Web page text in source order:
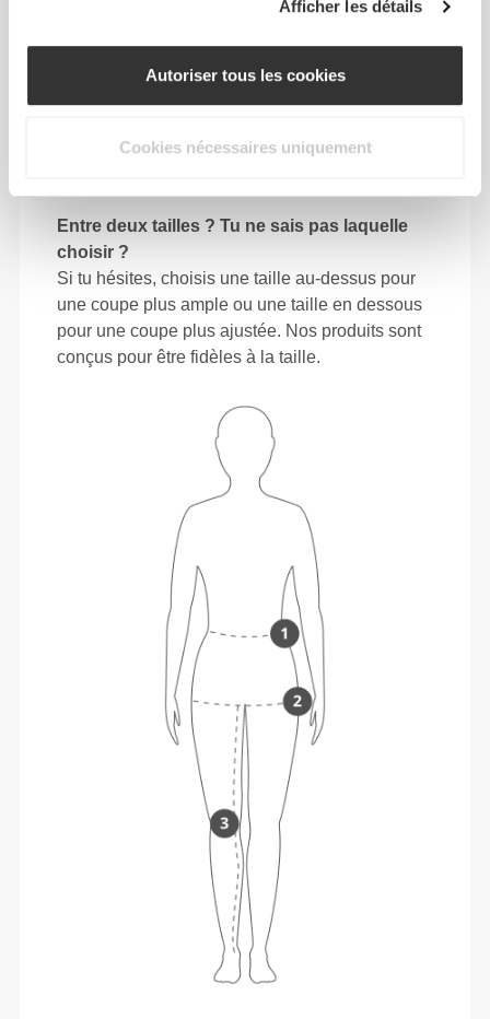
Afficher les détails
Autoriser tous les cookies
Cookies nécessaires uniquement
80 - 88
106 - 116
34"5/8- 37"3/4
45"3/4- 49"5/8
Entre deux tailles ? Tu ne sais pas laquelle
choisir ?
Si tu hésites, choisis une taille au-dessus pour
une coupe plus ample ou une taille en dessous
pour une coupe plus ajustée. Nos produits sont
conçus pour être fidèles à la taille.